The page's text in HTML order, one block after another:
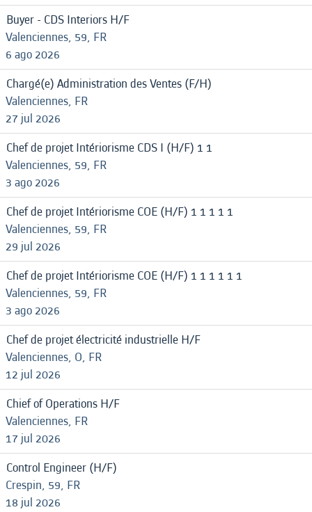
Buyer - CDS Interiors H/F
Valenciennes, 59, FR
6 ago 2026
Chargé(e) Administration des Ventes (F/H)
Valenciennes, FR
27 jul 2026
Chef de projet Intériorisme CDS I (H/F) 1 1
Valenciennes, 59, FR
3 ago 2026
Chef de projet Intériorisme COE (H/F) 1 1 1 1 1
Valenciennes, 59, FR
29 jul 2026
Chef de projet Intériorisme COE (H/F) 1 1 1 1 1 1
Valenciennes, 59, FR
3 ago 2026
Chef de projet électricité industrielle H/F
Valenciennes, O, FR
12 jul 2026
Chief of Operations H/F
Valenciennes, FR
17 jul 2026
Control Engineer (H/F)
Crespin, 59, FR
18 jul 2026